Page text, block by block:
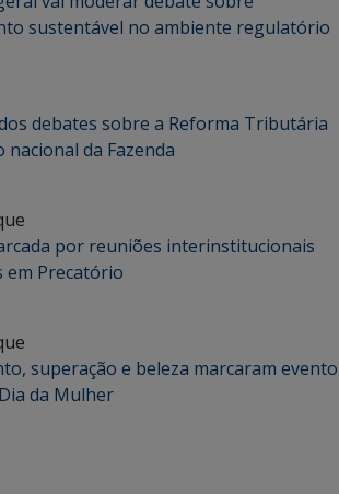
sustentável no ambiente regulatório
debates sobre a Reforma Tributária
nacional da Fazenda
por reuniões interinstitucionais
em Precatório
superação e beleza marcaram evento
da Mulher